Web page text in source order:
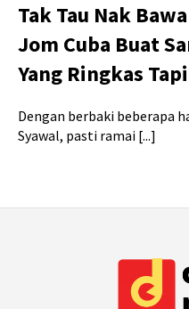
Tak Tau Nak
Jom Cuba Buat
Yang Ringkas
Dengan berbaki beberapa
Syawal, pasti ramai [...]